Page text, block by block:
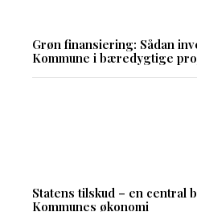
Grøn finansiering: Sådan
Kommune i bæredygtige
Statens tilskud – en central
Kommunes økonomi